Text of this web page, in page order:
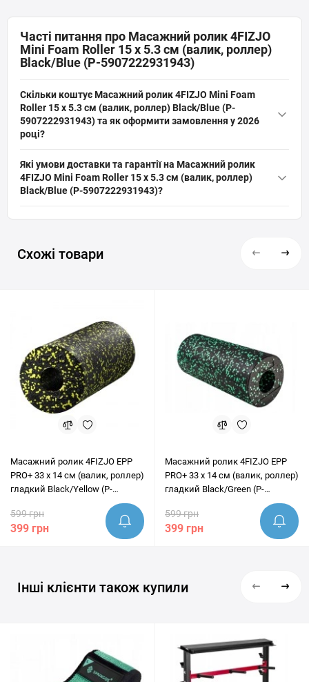
Часті питання про Масажний ролик 4FIZJO
Mini Foam Roller 15 x 5.3 см (валик, роллер)
Black/Blue (P-5907222931943)
Скільки коштує Масажний ролик 4FIZJO Mini Foam
Roller 15 x 5.3 см (валик, роллер) Black/Blue (P-
5907222931943) та як оформити замовлення у 2026
році?
4FIZJO Mini Foam Roller 15 x 5.3 см (валик, роллер) Black/Blue (P-
5907222931943) (артикул: P-5907222931943) від бренду 4FIZJO
цей товар з категорії «Масажні ролики (валики)» прямо на сайті
вартість перевірені станом на 08 місяць року.
Які умови доставки та гарантії на Масажний ролик
4FIZJO Mini Foam Roller 15 x 5.3 см (валик, роллер)
Black/Blue (P-5907222931943)?
забезпечуємо швидку та надійну доставку в Київ, Львів, Одесу,
ідеально підходить під ваші цілі.
Схожі товари
Масажний ролик 4FIZJO EPP
PRO+ 33 x 14 см (валик, роллер)
гладкий Black/Yellow (P-
599 грн
399 грн
Масажний ролик 4FIZJO EPP
PRO+ 33 x 14 см (валик, роллер)
гладкий Black/Green (P-
599 грн
399 грн
Інші клієнти також купили